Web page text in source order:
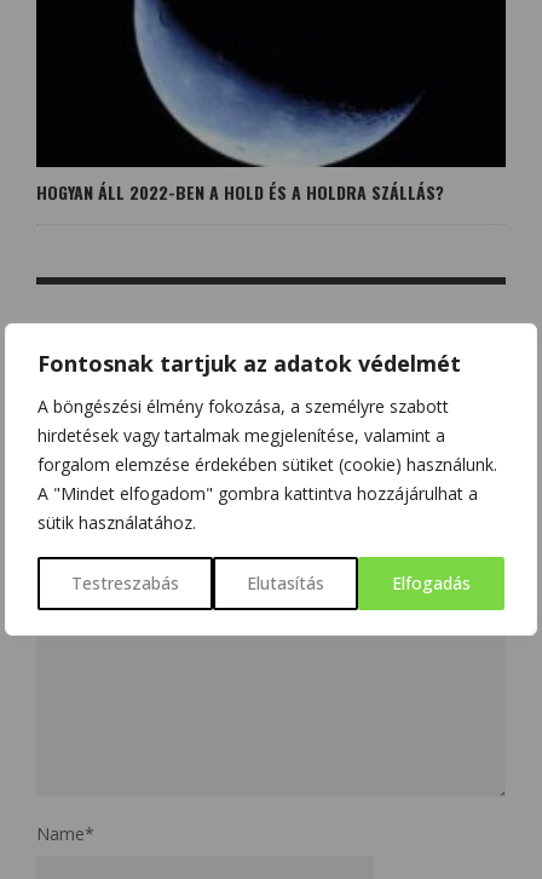
Fontosnak tartjuk az adatok védelmét
A böngészési élmény fokozása, a személyre szabott
hirdetések vagy tartalmak megjelenítése, valamint a
forgalom elemzése érdekében sütiket (cookie) használunk.
A "Mindet elfogadom" gombra kattintva hozzájárulhat a
sütik használatához.
Testreszabás Elutasítás Elfogadás
HOGYAN ÁLL 2022-BEN A HOLD ÉS A HOLDRA SZÁLLÁS?
NO COMMENT
LEAVE A REPLY
Az e-mail címet nem tesszük közzé. A kötelező mezőket
karakterrel jelöltük
Name*